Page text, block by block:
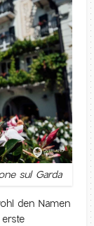
sul Garda
den Namen